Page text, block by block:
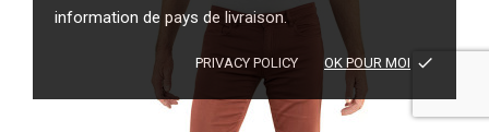
information de pays de livraison.
PRIVACY POLICY OK POUR MOI done